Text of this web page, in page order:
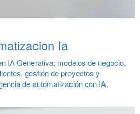
Ia
IA Generativa: modelos de negocio,
gestión de proyectos y
de automatización con IA.